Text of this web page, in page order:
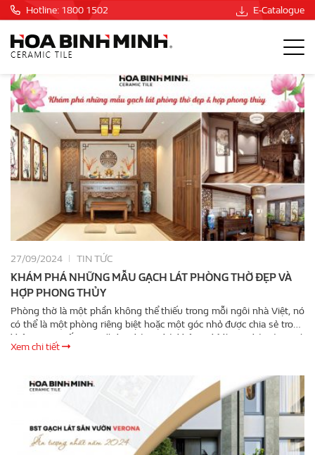
Hotline: 1800 1502 E-Catalogue
27/09/2024 TIN TỨC
KHÁM PHÁ NHỮNG MẪU GẠCH LÁT PHÒNG THỜ ĐẸP VÀ
HỢP PHONG THỦY
Phòng thờ là một phần không thể thiếu trong mỗi ngôi nhà Việt, nó
có thể là một phòng riêng biệt hoặc một góc nhỏ được chia sẻ trong
không gian sống gia đình. Phòng thờ không chỉ là nơi thờ cúng mà
còn là không gian để gia đình tỏ lòng biết ơn và ghi nhớ công ơn của
thi công xây dựng phòng thờ tại nhà đem đến không chỉ một không
gian trang trọng mà còn phải mang lại được …
Xem chi tiết